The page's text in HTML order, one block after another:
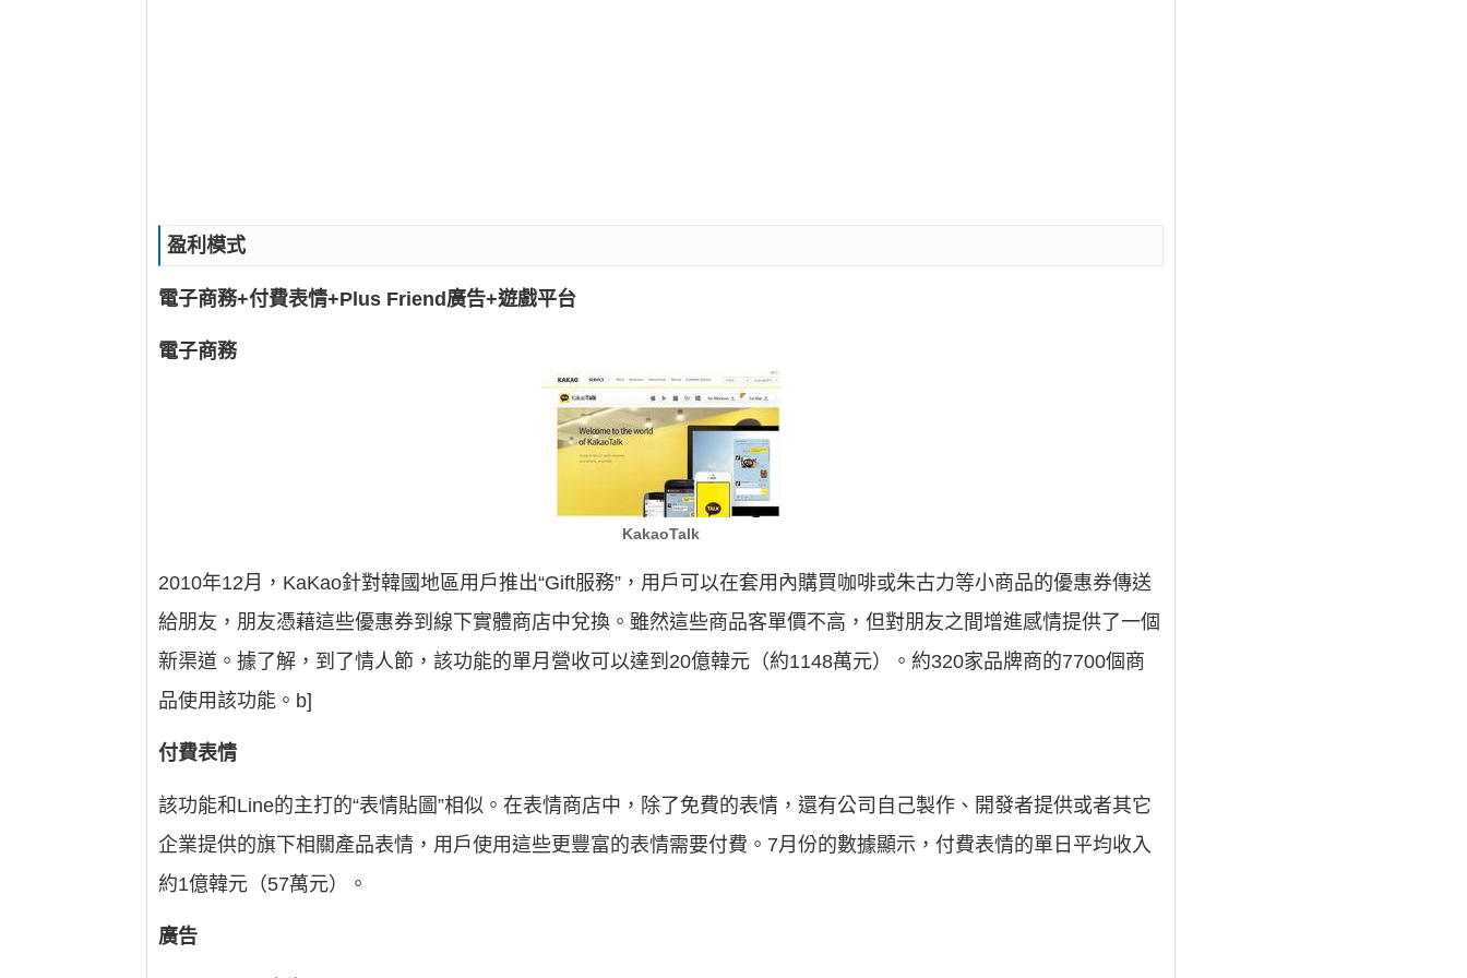
盈利模式
電子商務+付費表情+Plus Friend廣告+遊戲平台
電子商務
KakaoTalk
2010年12月，KaKao針對韓國地區用戶推出“Gift服務”，用戶可以在套用內購買咖啡或朱古力等小商品的優惠券傳送
給朋友，朋友憑藉這些優惠券到線下實體商店中兌換。雖然這些商品客單價不高，但對朋友之間增進感情提供了一個
新渠道。據了解，到了情人節，該功能的單月營收可以達到20億韓元（約1148萬元）。約320家品牌商的7700個商
品使用該功能。b]
付費表情
該功能和Line的主打的“表情貼圖”相似。在表情商店中，除了免費的表情，還有公司自己製作、開發者提供或者其它
企業提供的旗下相關產品表情，用戶使用這些更豐富的表情需要付費。7月份的數據顯示，付費表情的單日平均收入
約1億韓元（57萬元）。
廣告